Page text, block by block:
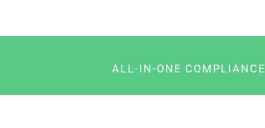
ALL-IN-ONE COMPLIANCE